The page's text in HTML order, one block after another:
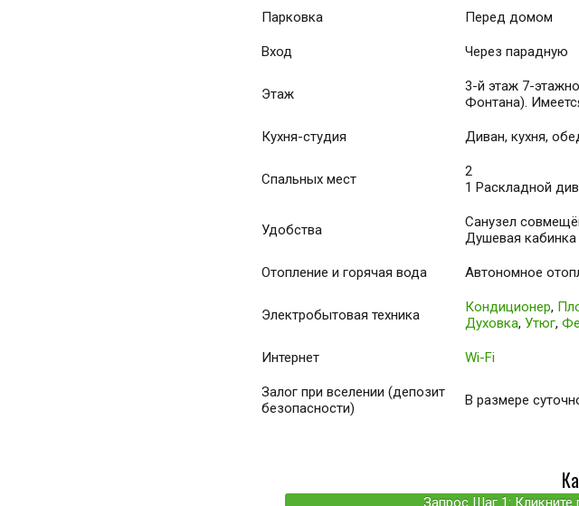
Парковка Перед домом
Вход Через парадную
Этаж 3-й этаж 7-
Фонтана).
Кухня-студия Диван, кухня,
Спальных мест
2
1 Раскладной
Удобства
Санузел
Душевая кабинка
Отопление и горячая вода Автономное
Электробытовая техника Кондиционер,
Духовка, Утюг,
Интернет Wi-Fi
Залог при вселении (депозит
безопасности)
В размере
Запрос Шаг 1: Кликните